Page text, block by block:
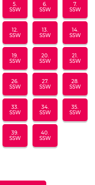
5.
SSW
6.
SSW
7.
SSW
12.
SSW
13.
SSW
14.
SSW
19.
SSW
20.
SSW
21.
SSW
26.
SSW
27.
SSW
28.
SSW
33.
SSW
34.
SSW
35.
SSW
39.
SSW
40.
SSW